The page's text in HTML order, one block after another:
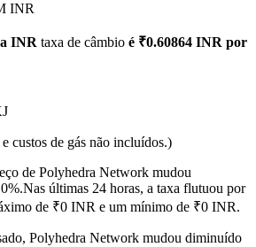
câmbio, metais preciosos e commodities
INR
INR taxa de câmbio é ₹0.60864 INR por
custos de gás não incluídos.)
de Polyhedra Network mudou
Nas últimas 24 horas, a taxa flutuou por
de ₹0 INR e um mínimo de ₹0 INR.
Polyhedra Network mudou diminuído